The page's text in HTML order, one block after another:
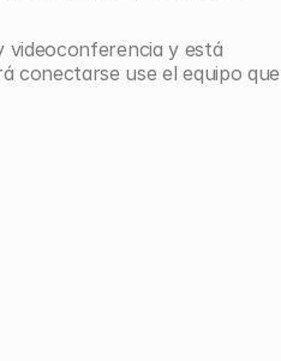
videoconferencia y está
conectarse use el equipo que